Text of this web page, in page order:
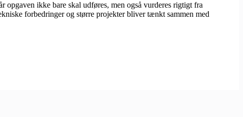
opgaven ikke bare skal udføres, men også vurderes rigtigt fra
forbedringer og større projekter bliver tænkt sammen med